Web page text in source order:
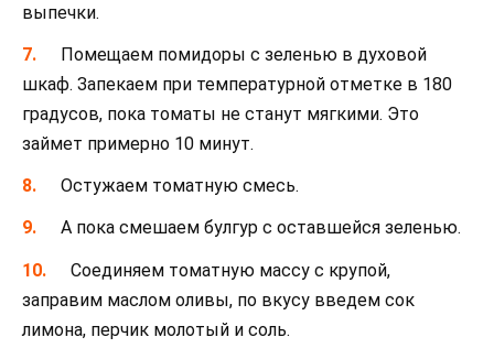
выпечки.
Помещаем помидоры с зеленью в духовой
шкаф. Запекаем при температурной отметке в 180
градусов, пока томаты не станут мягкими. Это
займет примерно 10 минут.
Остужаем томатную смесь.
А пока смешаем булгур с оставшейся зеленью.
Соединяем томатную массу с крупой,
заправим маслом оливы, по вкусу введем сок
лимона, перчик молотый и соль.